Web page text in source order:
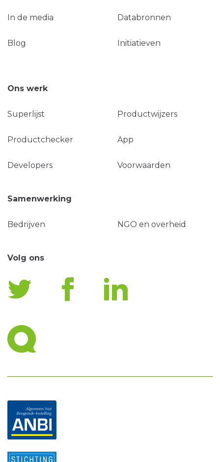
In de media Databronnen
Blog Initiatieven
Ons werk
Superlijst Productwijzers
Productchecker App
Developers Voorwaarden
Samenwerking
Bedrijven NGO en overheid
Volg ons